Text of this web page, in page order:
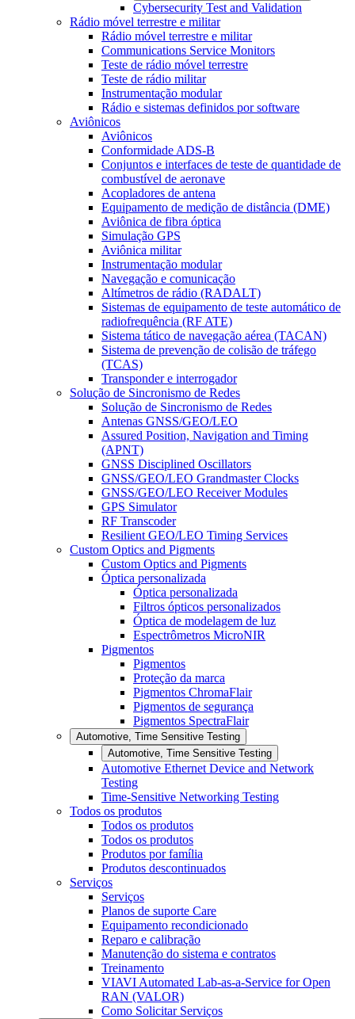
Cybersecurity Test and Validation
Rádio móvel terrestre e militar
Rádio móvel terrestre e militar
Communications Service Monitors
Teste de rádio móvel terrestre
Teste de rádio militar
Instrumentação modular
Rádio e sistemas definidos por software
Aviônicos
Aviônicos
Conformidade ADS-B
Conjuntos e interfaces de teste de quantidade de
combustível de aeronave
Acopladores de antena
Equipamento de medição de distância (DME)
Aviônica de fibra óptica
Simulação GPS
Aviônica militar
Instrumentação modular
Navegação e comunicação
Altímetros de rádio (RADALT)
Sistemas de equipamento de teste automático de
radiofrequência (RF ATE)
Sistema tático de navegação aérea (TACAN)
Sistema de prevenção de colisão de tráfego
(TCAS)
Transponder e interrogador
Solução de Sincronismo de Redes
Solução de Sincronismo de Redes
Antenas GNSS/GEO/LEO
Assured Position, Navigation and Timing
(APNT)
GNSS Disciplined Oscillators
GNSS/GEO/LEO Grandmaster Clocks
GNSS/GEO/LEO Receiver Modules
GPS Simulator
RF Transcoder
Resilient GEO/LEO Timing Services
Custom Optics and Pigments
Custom Optics and Pigments
Óptica personalizada
Óptica personalizada
Filtros ópticos personalizados
Óptica de modelagem de luz
Espectrômetros MicroNIR
Pigmentos
Pigmentos
Proteção da marca
Pigmentos ChromaFlair
Pigmentos de segurança
Pigmentos SpectraFlair
Automotive, Time Sensitive Testing
Automotive, Time Sensitive Testing
Automotive Ethernet Device and Network
Testing
Time-Sensitive Networking Testing
Todos os produtos
Todos os produtos
Todos os produtos
Produtos por família
Produtos descontinuados
Serviços
Serviços
Planos de suporte Care
Equipamento recondicionado
Reparo e calibração
Manutenção do sistema e contratos
Treinamento
VIAVI Automated Lab-as-a-Service for Open
RAN (VALOR)
Como Solicitar Serviços